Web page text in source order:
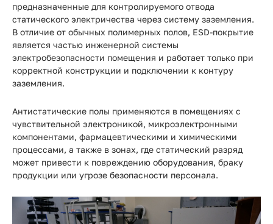
Бренды
Прайс-
лист
Проектировщикам
Контакты
8
800
550-
предназначенные для контролируемого отвода
статического электричества через систему заземления.
В отличие от обычных полимерных полов, ESD-покрытие
является частью инженерной системы
электробезопасности помещения и работает только при
корректной конструкции и подключении к контуру
заземления.
Антистатические полы применяются в помещениях с
чувствительной электроникой, микроэлектронными
компонентами, фармацевтическими и химическими
процессами, а также в зонах, где статический разряд
может привести к повреждению оборудования, браку
продукции или угрозе безопасности персонала.